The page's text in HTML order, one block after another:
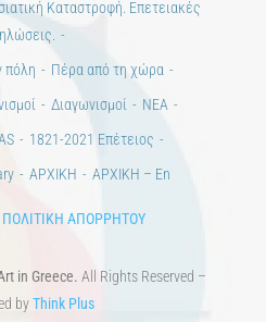
Καταστροφή. Επετειακές
πόλη
Πέρα από τη χώρα
Διαγωνισμοί
ΝΕΑ
1821-2021 Επέτειος
ΑΡΧΙΚΗ ΑΡΧΙΚΗ – En
ΠΟΛΙΤΙΚΗ ΑΠΟΡΡΗΤΟΥ
in Greece. All Rights Reserved –
byThink Plus